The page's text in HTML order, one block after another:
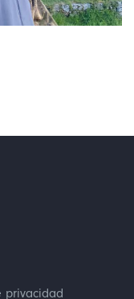
privacidad